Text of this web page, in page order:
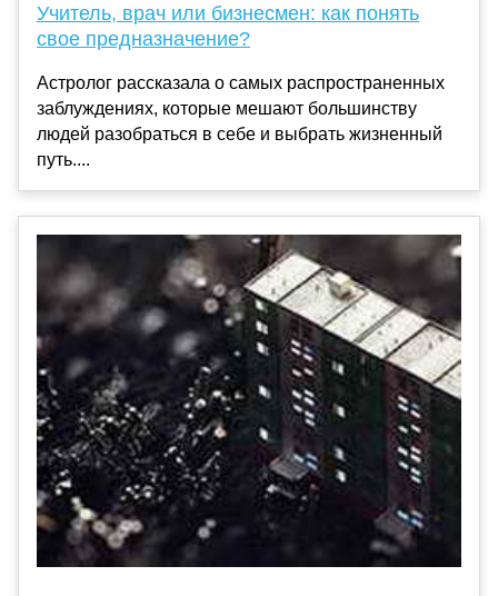
Учитель, врач или бизнесмен: как понять
свое предназначение?
Астролог рассказала о самых распространенных
заблуждениях, которые мешают большинству
людей разобраться в себе и выбрать жизненный
путь....